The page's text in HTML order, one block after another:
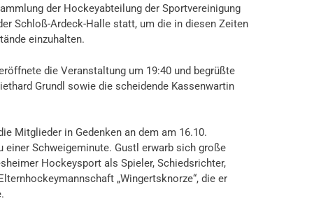
der Hockeyabteilung der Sportvereinigung
Schloß-Ardeck-Halle statt, um die in diesen Zeiten
einzuhalten.
die Veranstaltung um 19:40 und begrüßte
Grundl sowie die scheidende Kassenwartin
Mitglieder in Gedenken an dem am 16.10.
einer Schweigeminute. Gustl erwarb sich große
Hockeysport als Spieler, Schiedsrichter,
„Wingertsknorze“, die er